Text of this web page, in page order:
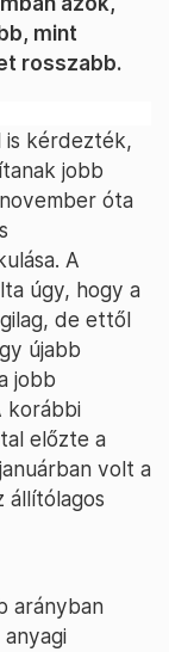
mint
rosszabb.
is kérdezték,
jobb
óta
A
úgy, hogy a
de ettől
újabb
jobb
korábbi
előzte a
volt a
állítólagos
arányban